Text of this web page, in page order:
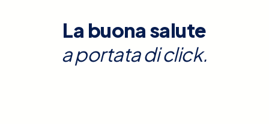
La buona salute
a portata di click.